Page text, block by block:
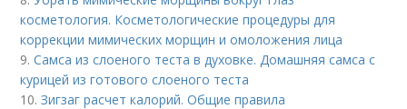
косметология. Косметологические процедуры для
коррекции мимических морщин и омоложения лица
9.Самса из слоеного теста в духовке. Домашняя самса с
курицей из готового слоеного теста
10.Зигзаг расчет калорий. Общие правила